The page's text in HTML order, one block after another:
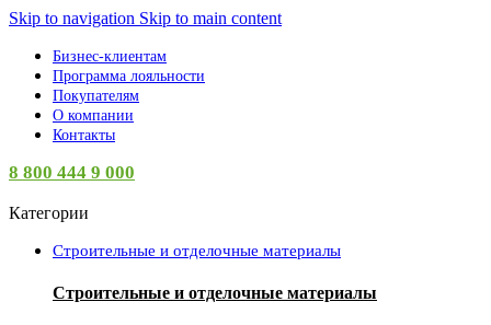
Skip to navigation Skip to main content
Бизнес-клиентам
Программа лояльности
Покупателям
О компании
Контакты
8 800 444 9 000
Категории
Строительные и отделочные материалы
Строительные и отделочные материалы